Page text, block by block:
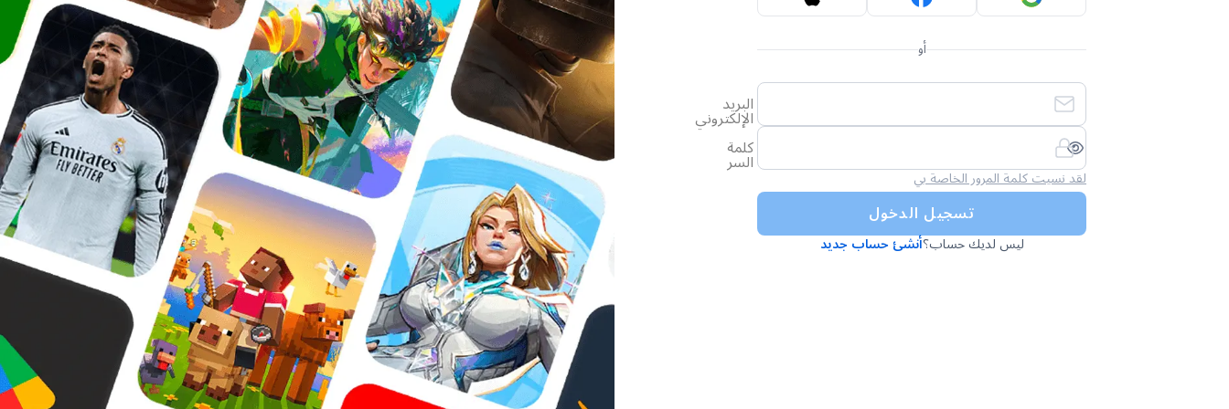
أو
البريد
الإلكتروني
كلمة
السر
لقد نسيت كلمة المرور الخاصة بي
تسجيل الدخول
ليس لديك حساب؟أنشئ حساب جديد